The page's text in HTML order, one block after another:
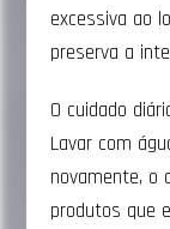
excessiva ao
preserva a
O cuidado
Lavar com
novamente, o
produtos que